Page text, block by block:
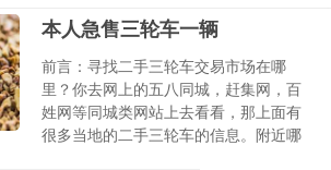
本人急售三轮车一辆
前言：寻找二手三轮车交易市场在哪
里？你去网上的五八同城，赶集网，百
姓网等同城类网站上去看看，那上面有
很多当地的二手三轮车的信息。附近哪